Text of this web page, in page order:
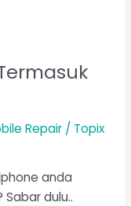
Repair/ Topix
anda
dulu..